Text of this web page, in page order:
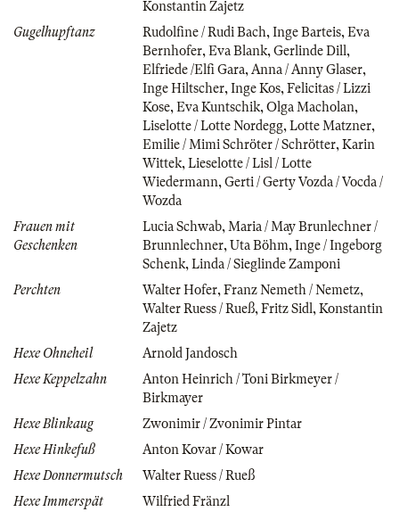
Konstantin Zajetz
Gugelhupftanz
Rudolfine / Rudi Bach, Inge Barteis, Eva
Bernhofer, Eva Blank, Gerlinde Dill ,
Elfriede /Elfi Gara, Anna / Anny Glaser,
Inge Hiltscher, Inge Kos, Felicitas / Lizzi
Kose, Eva Kuntschik, Olga Macholan,
Liselotte / Lotte Nordegg, Lotte Matzner,
Emilie / Mimi Schröter / Schrötter, Karin
Wittek, Lieselotte / Lisl / Lotte
Wiedermann, Gerti / Gerty Vozda / Vocda /
Wozda
Frauen mit
Geschenken
Lucia Schwab, Maria / May Brunlechner /
Brunnlechner, Uta Böhm, Inge / Ingeborg
Schenk, Linda / Sieglinde Zamponi
Perchten
Walter Hofer, Franz Nemeth / Nemetz,
Walter Ruess / Rueß, Fritz Sidl , Konstantin
Zajetz
Hexe Ohneheil
Arnold Jandosch
Hexe Keppelzahn
Anton Heinrich / Toni Birkmeyer /
Birkmayer
Hexe Blinkaug
Zwonimir / Zvonimir Pintar
Hexe Hinkefuß
Anton Kovar / Kowar
Hexe Donnermutsch
Walter Ruess / Rueß
Hexe Immerspät
Wilfried Fränzl